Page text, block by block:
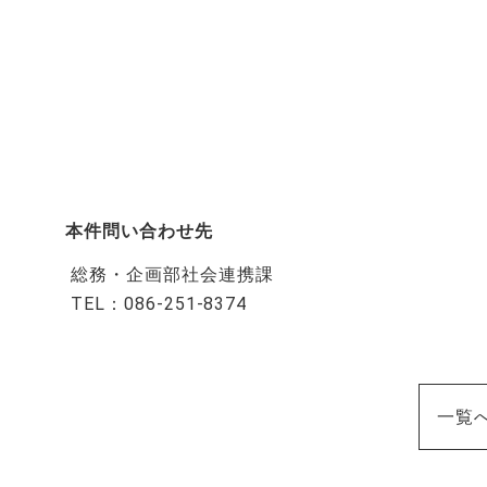
本件問い合わせ先
総務・企画部社会連携課
TEL：086-251-8374
一覧